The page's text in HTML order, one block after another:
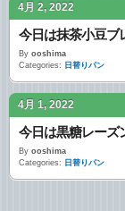
4月 2, 2022
今日は抹茶小豆ブ
By ooshima
Categories: 日替りパン
4月 1, 2022
今日は黒糖レーズ
By ooshima
Categories: 日替りパン